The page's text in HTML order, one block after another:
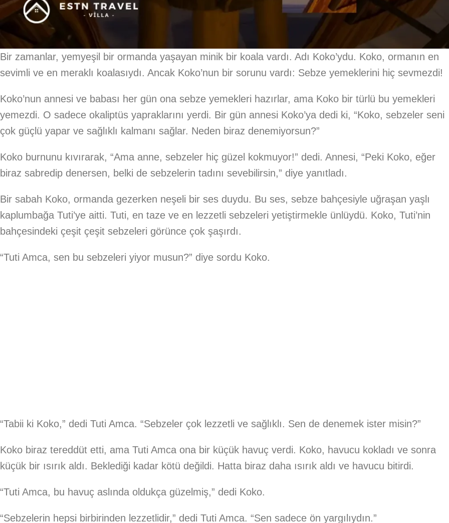
Bir zamanlar, yemyeşil bir ormanda yaşayan minik bir koala vardı. Adı Koko’ydu. Koko, ormanın en
sevimli ve en meraklı koalasıydı. Ancak Koko’nun bir sorunu vardı: Sebze yemeklerini hiç sevmezdi!
Koko’nun annesi ve babası her gün ona sebze yemekleri hazırlar, ama Koko bir türlü bu yemekleri
yemezdi. O sadece okaliptüs yapraklarını yerdi. Bir gün annesi Koko’ya dedi ki, “Koko, sebzeler seni
çok güçlü yapar ve sağlıklı kalmanı sağlar. Neden biraz denemiyorsun?”
Koko burnunu kıvırarak, “Ama anne, sebzeler hiç güzel kokmuyor!” dedi. Annesi, “Peki Koko, eğer
biraz sabredip denersen, belki de sebzelerin tadını sevebilirsin,” diye yanıtladı.
Bir sabah Koko, ormanda gezerken neşeli bir ses duydu. Bu ses, sebze bahçesiyle uğraşan yaşlı
kaplumbağa Tuti’ye aitti. Tuti, en taze ve en lezzetli sebzeleri yetiştirmekle ünlüydü. Koko, Tuti’nin
bahçesindeki çeşit çeşit sebzeleri görünce çok şaşırdı.
“Tuti Amca, sen bu sebzeleri yiyor musun?” diye sordu Koko.
“Tabii ki Koko,” dedi Tuti Amca. “Sebzeler çok lezzetli ve sağlıklı. Sen de denemek ister misin?”
Koko biraz tereddüt etti, ama Tuti Amca ona bir küçük havuç verdi. Koko, havucu kokladı ve sonra
küçük bir ısırık aldı. Beklediği kadar kötü değildi. Hatta biraz daha ısırık aldı ve havucu bitirdi.
“Tuti Amca, bu havuç aslında oldukça güzelmiş,” dedi Koko.
“Sebzelerin hepsi birbirinden lezzetlidir,” dedi Tuti Amca. “Sen sadece ön yargılıydın.”